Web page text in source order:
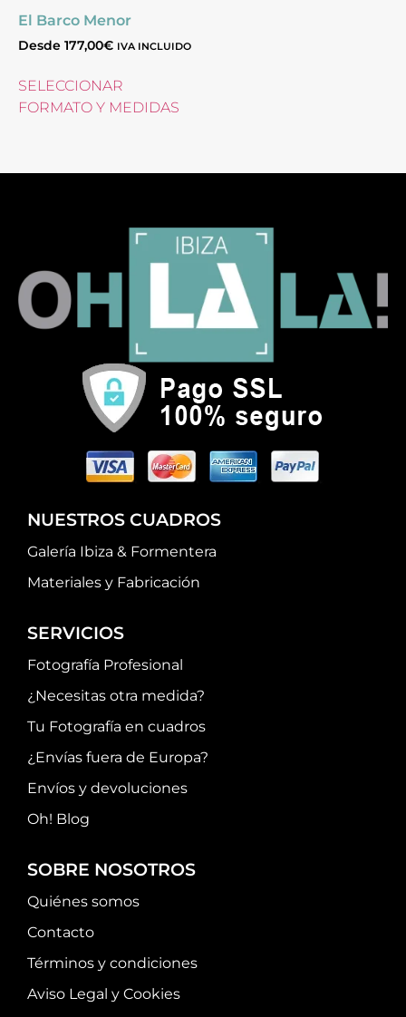
El Barco Menor
Desde 177,00€ IVA INCLUIDO
SELECCIONAR
FORMATO Y MEDIDAS
NUESTROS CUADROS
Galería Ibiza & Formentera
Materiales y Fabricación
SERVICIOS
Fotografía Profesional
¿Necesitas otra medida?
Tu Fotografía en cuadros
¿Envías fuera de Europa?
Envíos y devoluciones
Oh! Blog
SOBRE NOSOTROS
Quiénes somos
Contacto
Términos y condiciones
Aviso Legal y Cookies